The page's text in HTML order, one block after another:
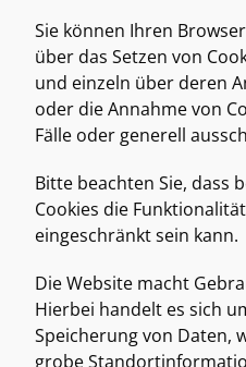
Sie können Ihren
über das Setzen von
und einzeln über deren
oder die Annahme von
Fälle oder generell
Bitte beachten Sie, dass
Cookies die
eingeschränkt sein kann.
Die Website macht
Hierbei handelt es sich
Speicherung von Daten,
grobe